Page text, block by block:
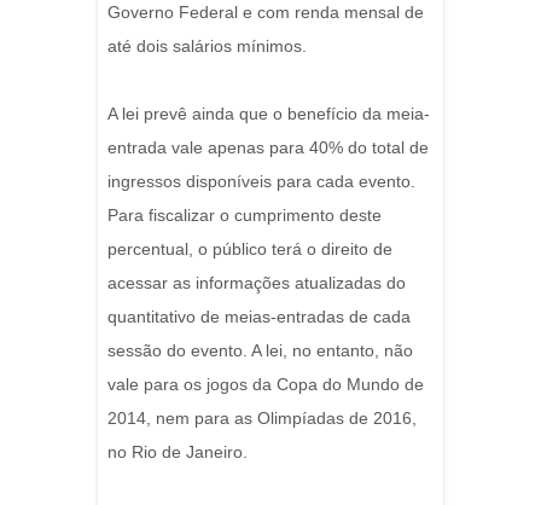
Governo Federal e com renda mensal de
até dois salários mínimos.
A lei prevê ainda que o benefício da meia-
entrada vale apenas para 40% do total de
ingressos disponíveis para cada evento.
Para fiscalizar o cumprimento deste
percentual, o público terá o direito de
acessar as informações atualizadas do
quantitativo de meias-entradas de cada
sessão do evento. A lei, no entanto, não
vale para os jogos da Copa do Mundo de
2014, nem para as Olimpíadas de 2016,
no Rio de Janeiro.